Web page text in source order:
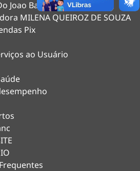
Joao Balbino)
MILENA QUEIROZ DE SOUZA
Pix
ao Usuário